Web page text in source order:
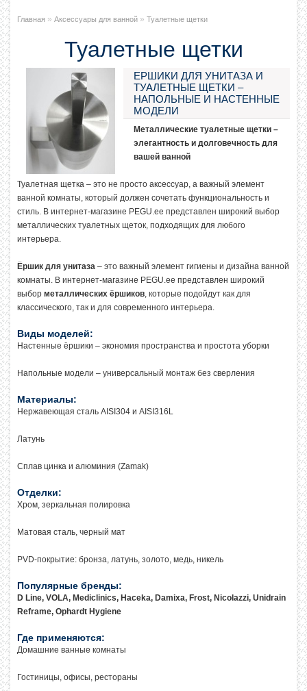
Главная » Аксессуары для ванной » Туалетные щетки
Туалетные щетки
ЕРШИКИ ДЛЯ УНИТАЗА И
ТУАЛЕТНЫЕ ЩЕТКИ –
НАПОЛЬНЫЕ И НАСТЕННЫЕ
МОДЕЛИ
Металлические туалетные щетки –
элегантность и долговечность для
вашей ванной
Туалетная щетка – это не просто аксессуар, а важный элемент
ванной комнаты, который должен сочетать функциональность и
стиль. В интернет-магазине PEGU.ee представлен широкий выбор
металлических туалетных щеток, подходящих для любого
интерьера.
Ёршик для унитаза – это важный элемент гигиены и дизайна ванной
комнаты. В интернет-магазине PEGU.ee представлен широкий
выбор металлических ёршиков, которые подойдут как для
классического, так и для современного интерьера.
Виды моделей:
Настенные ёршики – экономия пространства и простота уборки
Напольные модели – универсальный монтаж без сверления
Материалы:
Нержавеющая сталь AISI304 и AISI316L
Латунь
Сплав цинка и алюминия (Zamak)
Отделки:
Хром, зеркальная полировка
Матовая сталь, черный мат
PVD-покрытие: бронза, латунь, золото, медь, никель
Популярные бренды:
D Line, VOLA, Mediclinics, Haceka, Damixa, Frost, Nicolazzi, Unidrain
Reframe, Ophardt Hygiene
Где применяются:
Домашние ванные комнаты
Гостиницы, офисы, рестораны